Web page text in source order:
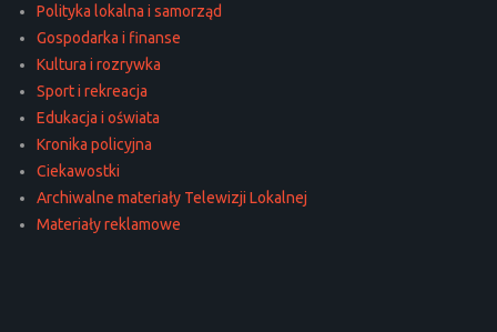
Polityka lokalna i samorząd
Gospodarka i finanse
Kultura i rozrywka
Sport i rekreacja
Edukacja i oświata
Kronika policyjna
Ciekawostki
Archiwalne materiały Telewizji Lokalnej
Materiały reklamowe